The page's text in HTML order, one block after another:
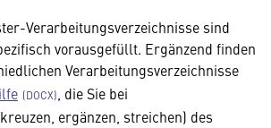
Verarbeitungsverzeichnisse sind
vorausgefüllt. Ergänzend finden
Verarbeitungsverzeichnisse
, die Sie bei
ergänzen, streichen) des